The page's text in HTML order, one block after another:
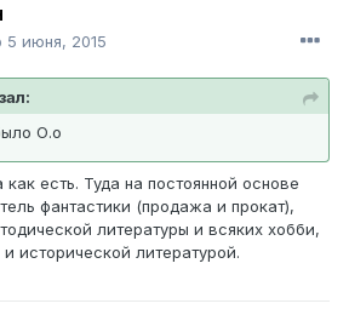
5 июня, 2015
О.о
есть. Туда на постоянной основе
фантастики (продажа и прокат),
литературы и всяких хобби,
исторической литературой.